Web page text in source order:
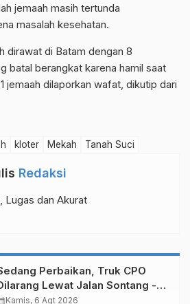
jemaah masih tertunda
masalah kesehatan.
dirawat di Batam dengan 8
batal berangkat karena hamil saat
jemaah dilaporkan wafat, dikutip dari
kloter Mekah Tanah Suci
Redaksi
Lugas dan Akurat
Perbaikan, Truk CPO
Lewat Jalan Sontang -
Kamis, 6 Agt 2026